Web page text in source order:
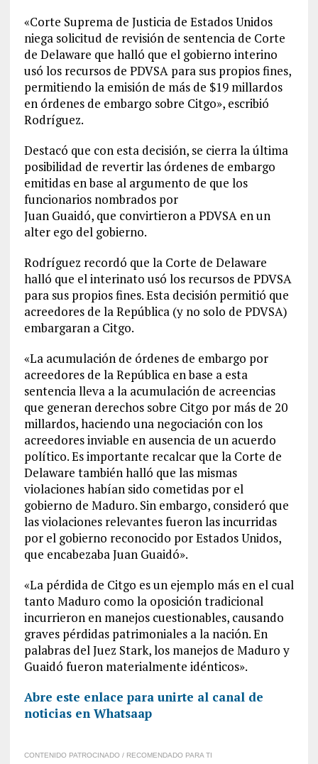
«Corte Suprema de Justicia de Estados Unidos
niega solicitud de revisión de sentencia de Corte
de Delaware que halló que el gobierno interino
usó los recursos de PDVSA para sus propios fines,
permitiendo la emisión de más de $19 millardos
en órdenes de embargo sobre Citgo», escribió
Rodríguez.
Destacó que con esta decisión, se cierra la última
posibilidad de revertir las órdenes de embargo
emitidas en base al argumento de que los
funcionarios nombrados por
Juan Guaidó, que convirtieron a PDVSA en un
alter ego del gobierno.
Rodríguez recordó que la Corte de Delaware
halló que el interinato usó los recursos de PDVSA
para sus propios fines. Esta decisión permitió que
acreedores de la República (y no solo de PDVSA)
embargaran a Citgo.
«La acumulación de órdenes de embargo por
acreedores de la República en base a esta
sentencia lleva a la acumulación de acreencias
que generan derechos sobre Citgo por más de 20
millardos, haciendo una negociación con los
acreedores inviable en ausencia de un acuerdo
político. Es importante recalcar que la Corte de
Delaware también halló que las mismas
violaciones habían sido cometidas por el
gobierno de Maduro. Sin embargo, consideró que
las violaciones relevantes fueron las incurridas
por el gobierno reconocido por Estados Unidos,
que encabezaba Juan Guaidó».
«La pérdida de Citgo es un ejemplo más en el cual
tanto Maduro como la oposición tradicional
incurrieron en manejos cuestionables, causando
graves pérdidas patrimoniales a la nación. En
palabras del Juez Stark, los manejos de Maduro y
Guaidó fueron materialmente idénticos».
Abre este enlace para unirte al canal de
noticias en Whatsaap
CONTENIDO PATROCINADO / RECOMENDADO PARA TI